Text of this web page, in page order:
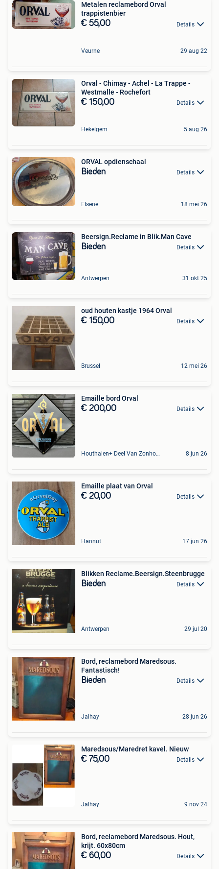
Metalen reclamebord Orval
trappistenbier
€ 55,00 Details
Veurne 29 aug 22
Orval - Chimay - Achel - La Trappe -
Westmalle - Rochefort
€ 150,00 Details
Hekelgem 5 aug 26
ORVAL opdienschaal
Bieden Details
Elsene 18 mei 26
Beersign.Reclame in Blik.Man Cave
Bieden Details
Antwerpen 31 okt 25
oud houten kastje 1964 Orval
€ 150,00 Details
Brussel 12 mei 26
Emaille bord Orval
€ 200,00 Details
Houthalen+ Deel Van Zonhoven En Zolder 8 jun 26
Emaille plaat van Orval
€ 20,00 Details
Hannut 17 jun 26
Blikken Reclame.Beersign.Steenbrugge
Bieden Details
Antwerpen 29 jul 20
Bord, reclamebord Maredsous.
Fantastisch!
Bieden Details
Jalhay 28 jun 26
Maredsous/Maredret kavel. Nieuw
€ 75,00 Details
Jalhay 9 nov 24
Bord, reclamebord Maredsous. Hout,
krijt. 60x80cm
€ 60,00 Details